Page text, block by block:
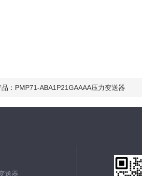
： PMP71-ABA1P21GAAAA压力变送器
送器